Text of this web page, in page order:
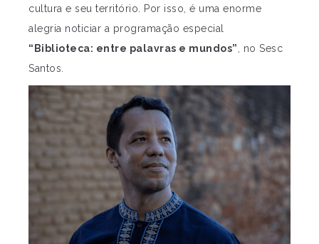
cultura e seu território. Por isso, é uma enorme
alegria noticiar a programação especial
“Biblioteca: entre palavras e mundos” , no Sesc
Santos.